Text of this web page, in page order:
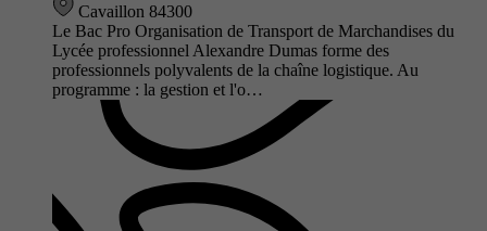
Cavaillon 84300
Le Bac Pro Organisation de Transport de Marchandises du
Lycée professionnel Alexandre Dumas forme des
professionnels polyvalents de la chaîne logistique. Au
programme : la gestion et l'o…